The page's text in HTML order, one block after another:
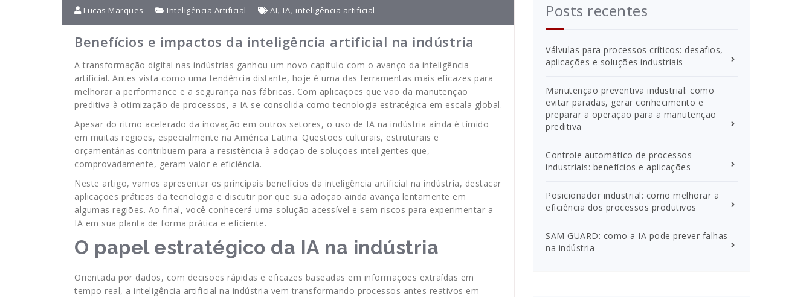
Lucas Marques Inteligência Artificial AI, IA, inteligência artificial
Benefícios e impactos da inteligência artificial na indústria
A transformação digital nas indústrias ganhou um novo capítulo com o avanço da inteligência
artificial. Antes vista como uma tendência distante, hoje é uma das ferramentas mais eficazes para
melhorar a performance e a segurança nas fábricas. Com aplicações que vão da manutenção
preditiva à otimização de processos, a IA se consolida como tecnologia estratégica em escala global.
Apesar do ritmo acelerado da inovação em outros setores, o uso de IA na indústria ainda é tímido
em muitas regiões, especialmente na América Latina. Questões culturais, estruturais e
orçamentárias contribuem para a resistência à adoção de soluções inteligentes que,
comprovadamente, geram valor e eficiência.
Neste artigo, vamos apresentar os principais benefícios da inteligência artificial na indústria, destacar
aplicações práticas da tecnologia e discutir por que sua adoção ainda avança lentamente em
algumas regiões. Ao final, você conhecerá uma solução acessível e sem riscos para experimentar a
IA em sua planta de forma prática e eficiente.
O papel estratégico da IA na indústria
Orientada por dados, com decisões rápidas e eficazes baseadas em informações extraídas em
tempo real, a inteligência artificial na indústria vem transformando processos antes reativos em
Posts recentes
Válvulas para processos críticos: desafios,
aplicações e soluções industriais
Manutenção preventiva industrial: como
evitar paradas, gerar conhecimento e
preparar a operação para a manutenção
preditiva
Controle automático de processos
industriais: benefícios e aplicações
Posicionador industrial: como melhorar a
eficiência dos processos produtivos
SAM GUARD: como a IA pode prever falhas
na indústria